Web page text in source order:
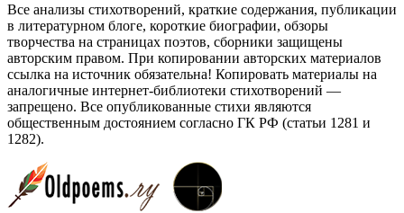
Все анализы стихотворений, краткие содержания, публикации
в литературном блоге, короткие биографии, обзоры
творчества на страницах поэтов, сборники защищены
авторским правом. При копировании авторских материалов
ссылка на источник обязательна! Копировать материалы на
аналогичные интернет-библиотеки стихотворений —
запрещено. Все опубликованные стихи являются
общественным достоянием согласно ГК РФ (статьи 1281 и
1282).